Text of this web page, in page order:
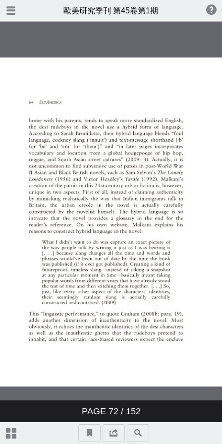
歐美研究季刊 第45卷第1期
PAGE 72/ 152
TABLE OF CONTENTS
目錄
CONTENTS
Affect and Historyin Ninotchka
Rosca’s State of War
Identity Politics of South Asian
Enclaves—The (In)adequacy of
(In)authenticityand
Multiculturalismin Gautam
Malkani’s Londonstani
投稿須知